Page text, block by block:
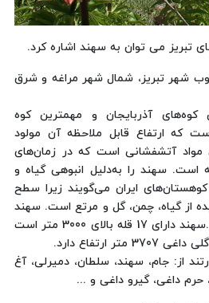
تبریز می توان به سهند اشاره کرد.
شهر تبریز، شمال شهر مراغه و شرق
کوه‌های آذربایجان و مهمترین کوه
که ارتفاع قابل ملاحظه آن مولود
مواد آتشفشانی است که در زمان‌های
است. سهند را به‌دلیل انبوهی گیاه و
ایران می‌گویند زیرا سطح
از گیاه، چمن، گل و مرتع است. سهند
در بهار گلزاری بی‌بدیل است.سهند دارای 17 قله بالای 3000 متر است
ارتفاع دارد.
از: جام، سهند، سلطان، دمیرلی، آغ
حرم داغی، گیرو داغی و ...